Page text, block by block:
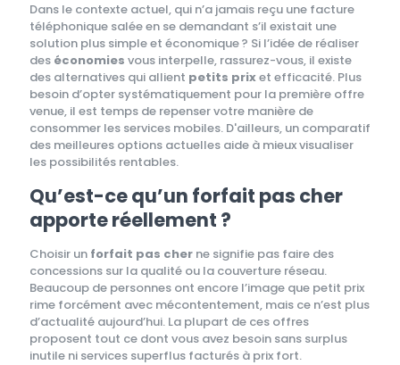
Dans le contexte actuel, qui n’a jamais reçu une facture
téléphonique salée en se demandant s’il existait une
solution plus simple et économique ? Si l’idée de réaliser
des économies vous interpelle, rassurez-vous, il existe
des alternatives qui allient petits prixet efficacité. Plus
besoin d’opter systématiquement pour la première offre
venue, il est temps de repenser votre manière de
consommer les services mobiles. D'ailleurs, un comparatif
des meilleures options actuelles aide à mieux visualiser
les possibilités rentables.
Qu’est-ce qu’un forfait pas cher
apporte réellement ?
Choisir un forfait pas cher ne signifie pas faire des
concessions sur la qualité ou la couverture réseau.
Beaucoup de personnes ont encore l’image que petit prix
rime forcément avec mécontentement, mais ce n’est plus
d’actualité aujourd’hui. La plupart de ces offres
proposent tout ce dont vous avez besoin sans surplus
inutile ni services superflus facturés à prix fort.